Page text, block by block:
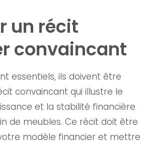
un récit
convaincant
essentiels, ils doivent être
convaincant qui illustre le
et la stabilité financière
de meubles. Ce récit doit être
modèle financier et mettre